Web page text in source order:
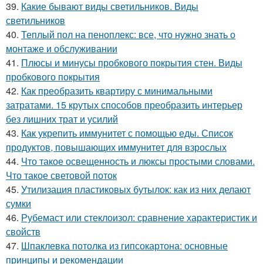
39. Какие бывают виды светильников. Виды
светильников
40. Теплый пол на пеноплекс: все, что нужно знать о
монтаже и обслуживании
41. Плюсы и минусы пробкового покрытия стен. Виды
пробкового покрытия
42. Как преобразить квартиру с минимальными
затратами. 15 крутых способов преобразить интерьер
без лишних трат и усилий
43. Как укрепить иммунитет с помощью еды. Список
продуктов, повышающих иммунитет для взрослых
44. Что такое освещенность и люксы простыми словами.
Что такое световой поток
45. Утилизация пластиковых бутылок: как из них делают
сумки
46. Рубемаст или стеклоизол: сравнение характеристик и
свойств
47. Шпаклевка потолка из гипсокартона: основные
принципы и рекомендации